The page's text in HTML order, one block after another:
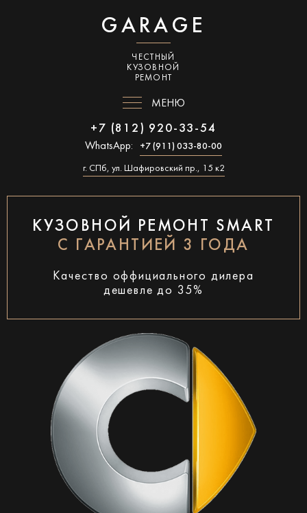
GARAGE
ЧЕСТНЫЙ
КУЗОВНОЙ
РЕМОНТ
МЕНЮ
+7 (812) 920-33-54
WhatsApp: +7 (911) 033-80-00
г. СПб, ул. Шафировский пр., 15 к2
КУЗОВНОЙ РЕМОНТ SMART
С ГАРАНТИЕЙ 3 ГОДА
Качество оффициального дилера
дешевле до 35%